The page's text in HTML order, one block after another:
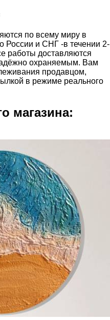
по всему миру в
России и СНГ -в течении 2-
работы доставляются
охраняемым. Вам
продавцом,
в режиме реального
магазина: